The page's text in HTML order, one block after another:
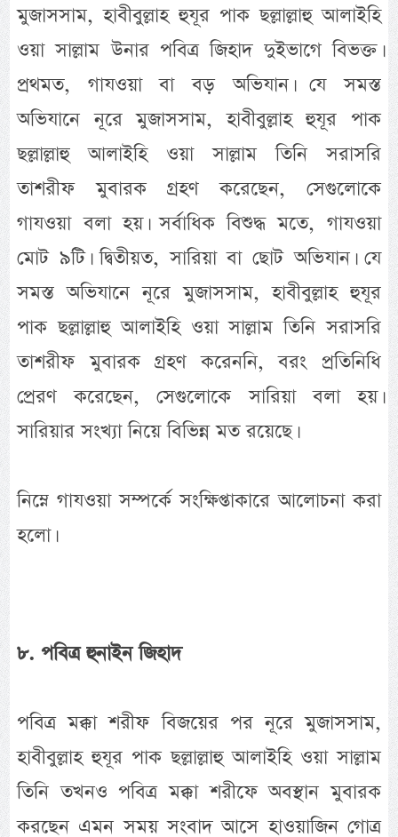
মুজাসসাম, হাবীবুল্লাহ হুযূর পাক ছল্লাল্লাহু আলাইহি
ওয়া সাল্লাম উনার পবিত্র জিহাদ দুইভাগে বিভক্ত।
প্রথমত, গাযওয়া বা বড় অভিযান। যে সমস্ত
অভিযানে নূরে মুজাসসাম, হাবীবুল্লাহ হুযূর পাক
ছল্লাল্লাহু আলাইহি ওয়া সাল্লাম তিনি সরাসরি
তাশরীফ মুবারক গ্রহণ করেছেন, সেগুলোকে
গাযওয়া বলা হয়। সর্বাধিক বিশুদ্ধ মতে, গাযওয়া
মোট ৯টি। দ্বিতীয়ত, সারিয়া বা ছোট অভিযান। যে
সমস্ত অভিযানে নূরে মুজাসসাম, হাবীবুল্লাহ হুযূর
পাক ছল্লাল্লাহু আলাইহি ওয়া সাল্লাম তিনি সরাসরি
তাশরীফ মুবারক গ্রহণ করেননি, বরং প্রতিনিধি
প্রেরণ করেছেন, সেগুলোকে সারিয়া বলা হয়।
সারিয়ার সংখ্যা নিয়ে বিভিন্ন মত রয়েছে।
নিম্নে গাযওয়া সম্পর্কে সংক্ষিপ্তাকারে আলোচনা করা
হলো।
৮. পবিত্র হুনাইন জিহাদ
পবিত্র মক্কা শরীফ বিজয়ের পর নূরে মুজাসসাম,
হাবীবুল্লাহ হুযূর পাক ছল্লাল্লাহু আলাইহি ওয়া সাল্লাম
তিনি তখনও পবিত্র মক্কা শরীফে অবস্থান মুবারক
করছেন এমন সময় সংবাদ আসে হাওয়াজিন গোত্র